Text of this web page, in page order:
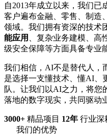
自2013年成立以来，我们已
客户遍布金融、零售、制造
领域。我们拥有资深的技术
能应用
、复杂业务建模、
级安全保障等方面具备专业
我们相信，AI不是替代人，
是选择一支懂技术、懂AI、
队。让我们以AI之力，将您
落地的数字现实，共同驱动
3000+ 精品项目 12年 行业深
我们的优势